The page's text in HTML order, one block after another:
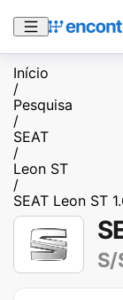
Início
/
Pesquisa
/
SEAT
/
Leon ST
/
SEAT Leon ST
S/